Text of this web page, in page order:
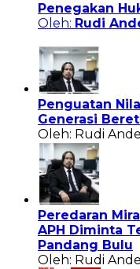
Penegakan
Oleh: Rudi
Penguatan
Generasi
Oleh: Rudi
Peredaran
APH Diminta
Pandang Bulu
Oleh: Rudi